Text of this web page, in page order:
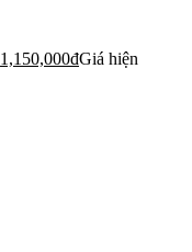
1,150,000đGiá hiện